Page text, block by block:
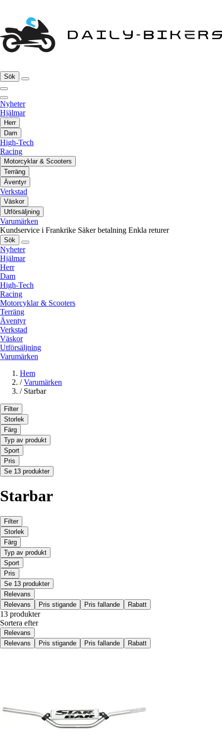
Sök
Nyheter
Hjälmar
Herr
Dam
High-Tech
Racing
Motorcyklar & Scooters
Terräng
Äventyr
Verkstad
Väskor
Utförsäljning
Varumärken
Kundservice i Frankrike Säker betalning Enkla returer
Sök
Nyheter
Hjälmar
Herr
Dam
High-Tech
Racing
Motorcyklar & Scooters
Terräng
Äventyr
Verkstad
Väskor
Utförsäljning
Varumärken
Hem
/ Varumärken
/ Starbar
Filter
Storlek
Färg
Typ av produkt
Sport
Pris
Se 13 produkter
Starbar
Filter
Storlek
Färg
Typ av produkt
Sport
Pris
Se 13 produkter
Relevans
Relevans
Pris stigande Pris fallande Rabatt
13 produkter
Sortera efter
Relevans
Relevans
Pris stigande Pris fallande Rabatt